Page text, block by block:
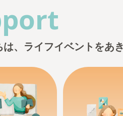
、 ライフイベントをあ